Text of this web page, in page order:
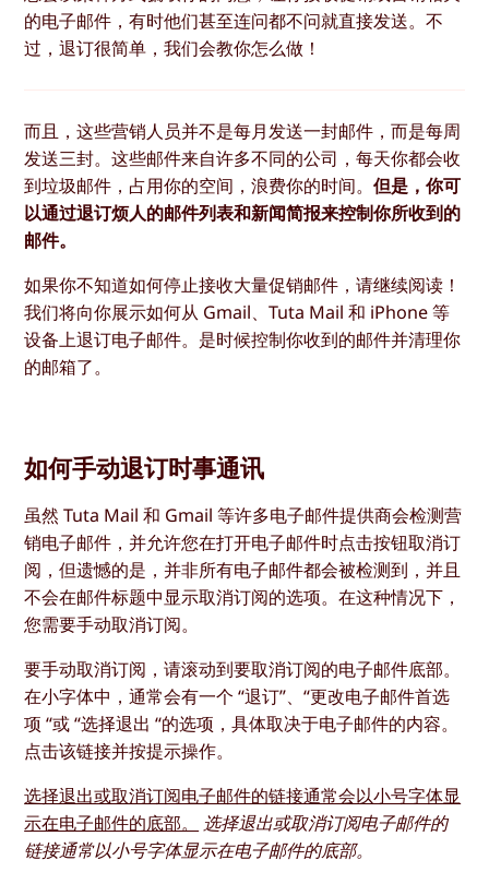
的电子邮件，有时他们甚至连问都不问就直接发送。不
过，退订很简单，我们会教你怎么做！
而且，这些营销人员并不是每月发送一封邮件，而是每周
发送三封。这些邮件来自许多不同的公司，每天你都会收
到垃圾邮件，占用你的空间，浪费你的时间。但是，你可
以通过退订烦人的邮件列表和新闻简报来控制你所收到的
邮件。
如果你不知道如何停止接收大量促销邮件，请继续阅读！
我们将向你展示如何从 Gmail、Tuta Mail 和 iPhone 等
设备上退订电子邮件。是时候控制你收到的邮件并清理你
的邮箱了。
如何手动退订时事通讯
虽然 Tuta Mail 和 Gmail 等许多电子邮件提供商会检测营
销电子邮件，并允许您在打开电子邮件时点击按钮取消订
阅，但遗憾的是，并非所有电子邮件都会被检测到，并且
不会在邮件标题中显示取消订阅的选项。在这种情况下，
您需要手动取消订阅。
要手动取消订阅，请滚动到要取消订阅的电子邮件底部。
在小字体中，通常会有一个 “退订”、“更改电子邮件首选
项 “或 “选择退出 “的选项，具体取决于电子邮件的内容。
点击该链接并按提示操作。
选择退出或取消订阅电子邮件的链接通常会以小号字体显
示在电子邮件的底部。
选择退出或取消订阅电子邮件的
链接通常以小号字体显示在电子邮件的底部。